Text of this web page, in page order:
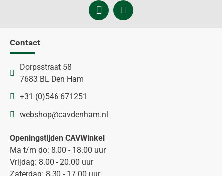
Contact
Dorpsstraat 58
7683 BL Den Ham
+31 (0)546 671251
webshop@cavdenham.nl
Openingstijden CAVWinkel
Ma t/m do: 8.00 - 18.00 uur
Vrijdag: 8.00 - 20.00 uur
Zaterdag: 8.30 - 17.00 uur